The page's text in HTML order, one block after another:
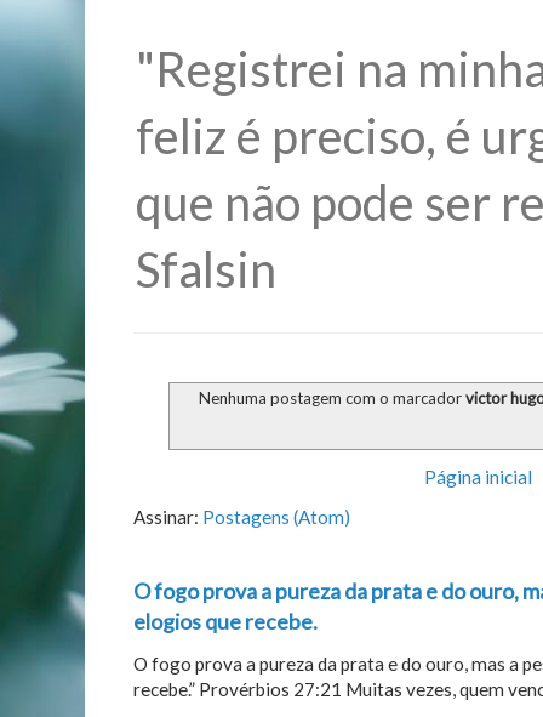
"Registrei na
feliz é preciso, é
que não pode ser
Sfalsin
Nenhuma postagem com o marcadorvictor
Página inicial
Assinar: Postagens (Atom)
O fogo prova a pureza da prata e do ouro,
elogios que recebe.
O fogo prova a pureza da prata e do ouro, mas a
recebe.” Provérbios 27:21 Muitas vezes, quem